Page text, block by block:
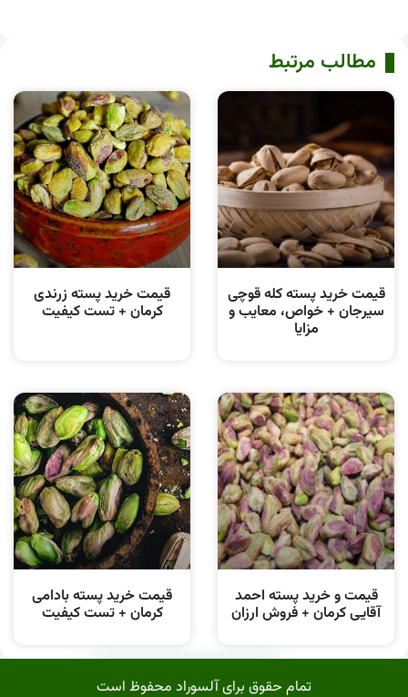
خرید محصول
مطالب مرتبط
قیمت خرید پسته کله قوچی
سیرجان + خواص، معایب و
مزایا
قیمت خرید پسته زرندی
کرمان + تست کیفیت
قیمت و خرید پسته احمد
آقایی کرمان + فروش ارزان
قیمت خرید پسته بادامی
کرمان + تست کیفیت
تمام حقوق برای آلسوراد محفوظ است